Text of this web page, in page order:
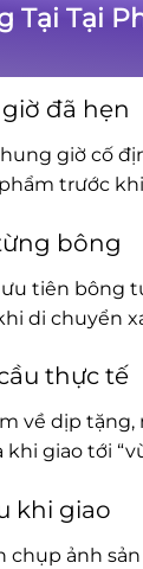
Tại Tại
đã hẹn
giờ cố
trước
bông
tiên bông
di chuyển
thực tế
về dịp tặng,
giao tới
khi giao
chụp ảnh